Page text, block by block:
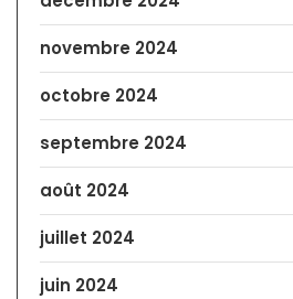
novembre 2024
octobre 2024
septembre 2024
août 2024
juillet 2024
juin 2024